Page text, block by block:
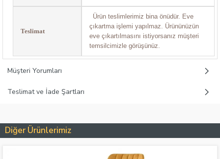
Teslimat
Ürün teslimlerimiz bina önüdür. Eve
çıkartma işlemi yapılmaz. Ürününüzün
eve çıkartılmasını istiyorsanız müşteri
temsilcimizle görüşünüz.
Müşteri Yorumları
Teslimat ve İade Şartları
Diğer Ürünlerimiz